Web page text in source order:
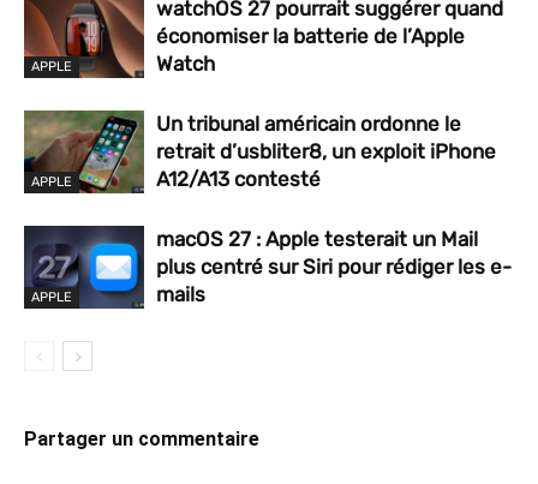
APPLE
watchOS 27 pourrait suggérer quand
économiser la batterie de l’Apple
Watch
APPLE
Un tribunal américain ordonne le
retrait d’usbliter8, un exploit iPhone
A12/A13 contesté
APPLE
macOS 27 : Apple testerait un Mail
plus centré sur Siri pour rédiger les e-
mails
Partager un commentaire